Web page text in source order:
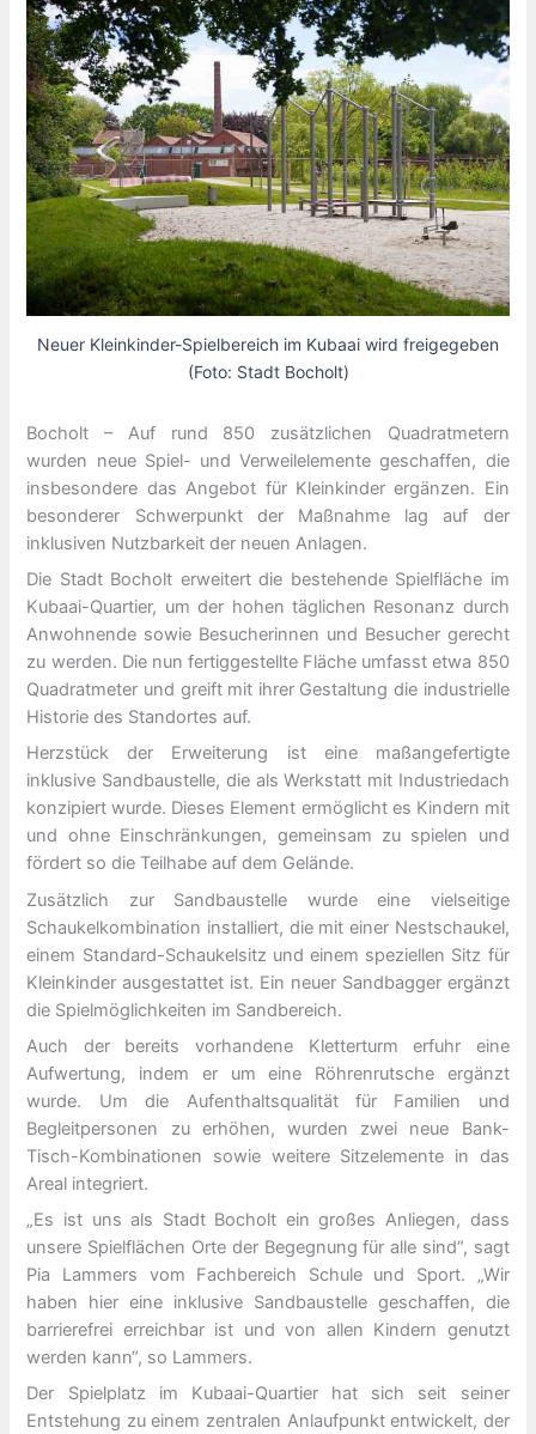
Neuer Kleinkinder-Spielbereich im Kubaai wird freigegeben
(Foto: Stadt Bocholt)
Bocholt – Auf rund 850 zusätzlichen Quadratmetern
wurden neue Spiel- und Verweilelemente geschaffen, die
insbesondere das Angebot für Kleinkinder ergänzen. Ein
besonderer Schwerpunkt der Maßnahme lag auf der
inklusiven Nutzbarkeit der neuen Anlagen.
Die Stadt Bocholt erweitert die bestehende Spielfläche im
Kubaai-Quartier, um der hohen täglichen Resonanz durch
Anwohnende sowie Besucherinnen und Besucher gerecht
zu werden. Die nun fertiggestellte Fläche umfasst etwa 850
Quadratmeter und greift mit ihrer Gestaltung die industrielle
Historie des Standortes auf.
Herzstück der Erweiterung ist eine maßangefertigte
inklusive Sandbaustelle, die als Werkstatt mit Industriedach
konzipiert wurde. Dieses Element ermöglicht es Kindern mit
und ohne Einschränkungen, gemeinsam zu spielen und
fördert so die Teilhabe auf dem Gelände.
Zusätzlich zur Sandbaustelle wurde eine vielseitige
Schaukelkombination installiert, die mit einer Nestschaukel,
einem Standard-Schaukelsitz und einem speziellen Sitz für
Kleinkinder ausgestattet ist. Ein neuer Sandbagger ergänzt
die Spielmöglichkeiten im Sandbereich.
Auch der bereits vorhandene Kletterturm erfuhr eine
Aufwertung, indem er um eine Röhrenrutsche ergänzt
wurde. Um die Aufenthaltsqualität für Familien und
Begleitpersonen zu erhöhen, wurden zwei neue Bank-
Tisch-Kombinationen sowie weitere Sitzelemente in das
Areal integriert.
„Es ist uns als Stadt Bocholt ein großes Anliegen, dass
unsere Spielflächen Orte der Begegnung für alle sind“, sagt
Pia Lammers vom Fachbereich Schule und Sport. „Wir
haben hier eine inklusive Sandbaustelle geschaffen, die
barrierefrei erreichbar ist und von allen Kindern genutzt
werden kann“, so Lammers.
Der Spielplatz im Kubaai-Quartier hat sich seit seiner
Entstehung zu einem zentralen Anlaufpunkt entwickelt, der